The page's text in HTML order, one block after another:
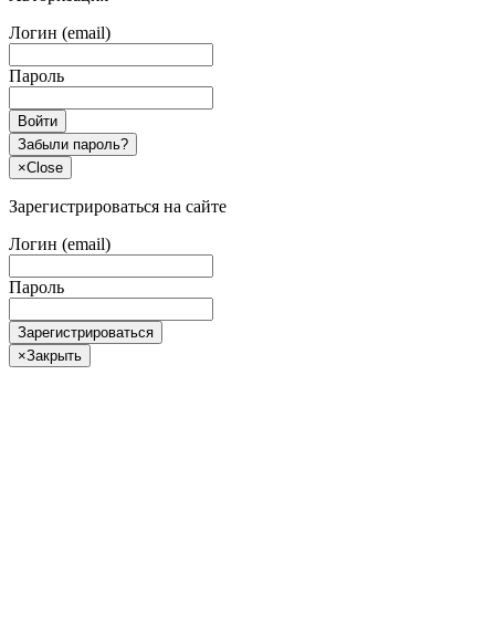
Логин (email)
Пароль
Войти
Забыли пароль?
×Close
Зарегистрироваться на сайте
Логин (email)
Пароль
Зарегистрироваться
×Закрыть